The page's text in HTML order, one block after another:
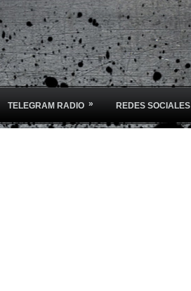
TELEGRAM RADIO » REDES SOCIALES